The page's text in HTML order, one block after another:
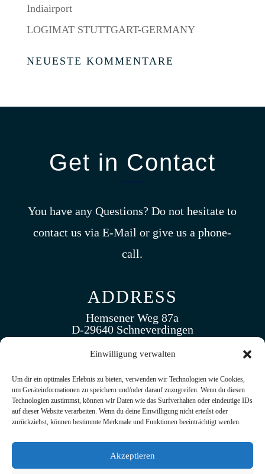
Einwilligung verwalten
Um dir ein optimales Erlebnis zu bieten, verwenden wir Technologien wie Cookies,
um Geräteinformationen zu speichern und/oder darauf zuzugreifen. Wenn du diesen
Technologien zustimmst, können wir Daten wie das Surfverhalten oder eindeutige IDs
auf dieser Website verarbeiten. Wenn du deine Einwilligung nicht erteilst oder
zurückziehst, können bestimmte Merkmale und Funktionen beeinträchtigt werden.
Akzeptieren
Indiairport
LOGIMAT STUTTGART-GERMANY
NEUESTE KOMMENTARE
Get in Contact
You have any Questions? Do not hesitate to
contact us via E-Mail or give us a phone-
call.
ADDRESS
Hemsener Weg 87a
D-29640 Schneverdingen
Germany
CALL US
(+49 ) 5193. 5173 430
info@tramak.de